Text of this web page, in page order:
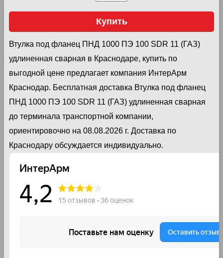
Купить
Втулка под фланец ПНД 1000 ПЭ 100 SDR 11 (ГАЗ)
удлиненная сварная в Краснодаре, купить по
выгодной цене предлагает компания ИнтерАрм
Краснодар. Бесплатная доставка Втулка под фланец
ПНД 1000 ПЭ 100 SDR 11 (ГАЗ) удлиненная сварная
до терминала транспортной компании,
ориентировочно на 08.08.2026 г. Доставка по
Краснодару обсуждается индивидуально.